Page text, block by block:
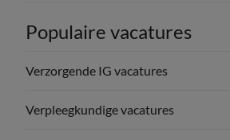
Populaire vacatures
Verzorgende IG vacatures
Verpleegkundige vacatures